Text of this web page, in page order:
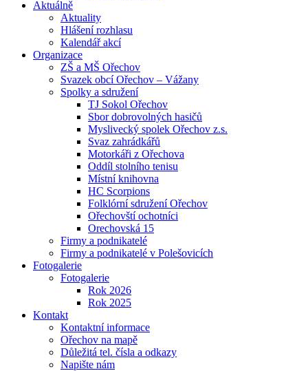
Aktuálně
Aktuality
Hlášení rozhlasu
Kalendář akcí
Organizace
ZŠ a MŠ Ořechov
Svazek obcí Ořechov – Vážany
Spolky a sdružení
TJ Sokol Ořechov
Sbor dobrovolných hasičů
Myslivecký spolek Ořechov z.s.
Svaz zahrádkářů
Motorkáři z Ořechova
Oddíl stolního tenisu
Místní knihovna
HC Scorpions
Folklórní sdružení Ořechov
Ořechovští ochotníci
Orechovská 15
Firmy a podnikatelé
Firmy a podnikatelé v Polešovicích
Fotogalerie
Fotogalerie
Rok 2026
Rok 2025
Kontakt
Kontaktní informace
Ořechov na mapě
Důležitá tel. čísla a odkazy
Napište nám